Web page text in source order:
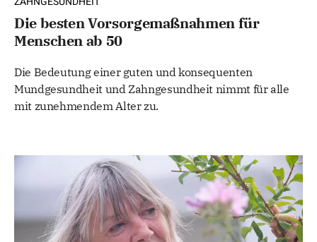
Die besten Vorsorgemaßnahmen für
Menschen ab 50
Die Bedeutung einer guten und konsequenten
Mundgesundheit und Zahngesundheit nimmt für alle
mit zunehmendem Alter zu.